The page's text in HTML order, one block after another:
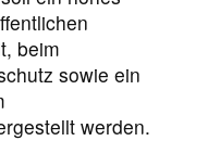
beim
sowie ein
werden.